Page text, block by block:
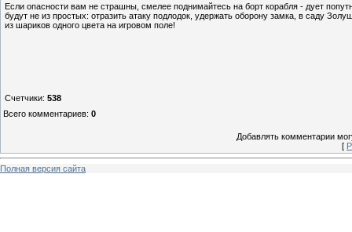
Если опасности вам не страшны, смелее поднимайтесь на борт корабля - дует
будут не из простых: отразить атаку подлодок, удержать оборону замка, в саду
из шариков одного цвета на игровом поле!
Счетчики: 538
Всего комментариев: 0
Добавлять комментарии
[
Полная версия сайта